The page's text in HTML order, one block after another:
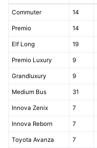
Commuter 14
Premio 14
Elf Long 19
Premio Luxury 9
Grandluxury 9
Medium Bus 31
Innova Zenix 7
Innova Reborn 7
Toyota Avanza 7